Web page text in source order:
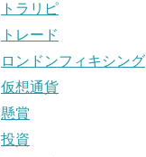
トラリピ
トレード
ロンドンフィキシング
仮想通貨
懸賞
投資